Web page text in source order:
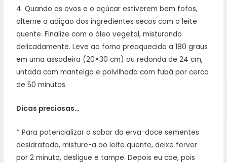
4. Quando os ovos e o açúcar estiverem bem fofos,
alterne a adição dos ingredientes secos com o leite
quente. Finalize com o óleo vegetal, misturando
delicadamente. Leve ao forno preaquecido a 180 graus
em uma assadeira (20×30 cm) ou redonda de 24 cm,
untada com manteiga e polvilhada com fubá por cerca
de 50 minutos.
Dicas preciosas…
* Para potencializar o sabor da erva-doce sementes
desidratada, misture-a ao leite quente, deixe ferver
por 2 minuto, desligue e tampe. Depois eu coe, pois